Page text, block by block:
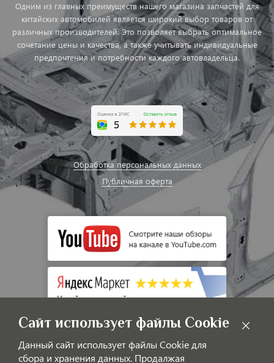
Одним из главных преимуществ нашего магазина запчастей для
китайских автомобилей является широкий выбор товаров от
различных производителей. Это позволяет выбрать оптимальное
сочетание цены и качества, а также учитывать индивидуальные
предпочтения и потребности каждого автовладельца.
Обработка персональных данных
Публичная оферта
Сайт использует файлы Cookie
Данный сайт использует файлы Cookie для
сбора и хранения данных. Продалжая